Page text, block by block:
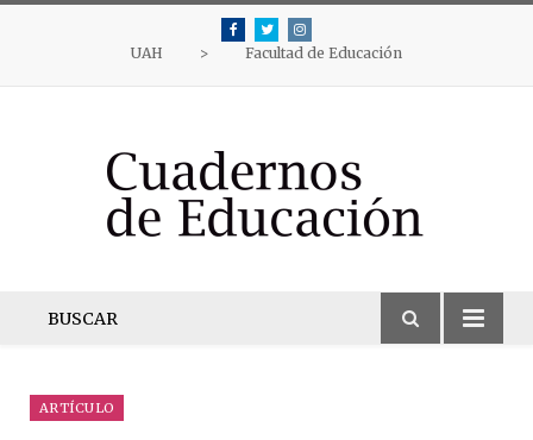
FacebookTwitterInstagram
UAH > Facultad de Educación
BUSCAR
ARTÍCULO